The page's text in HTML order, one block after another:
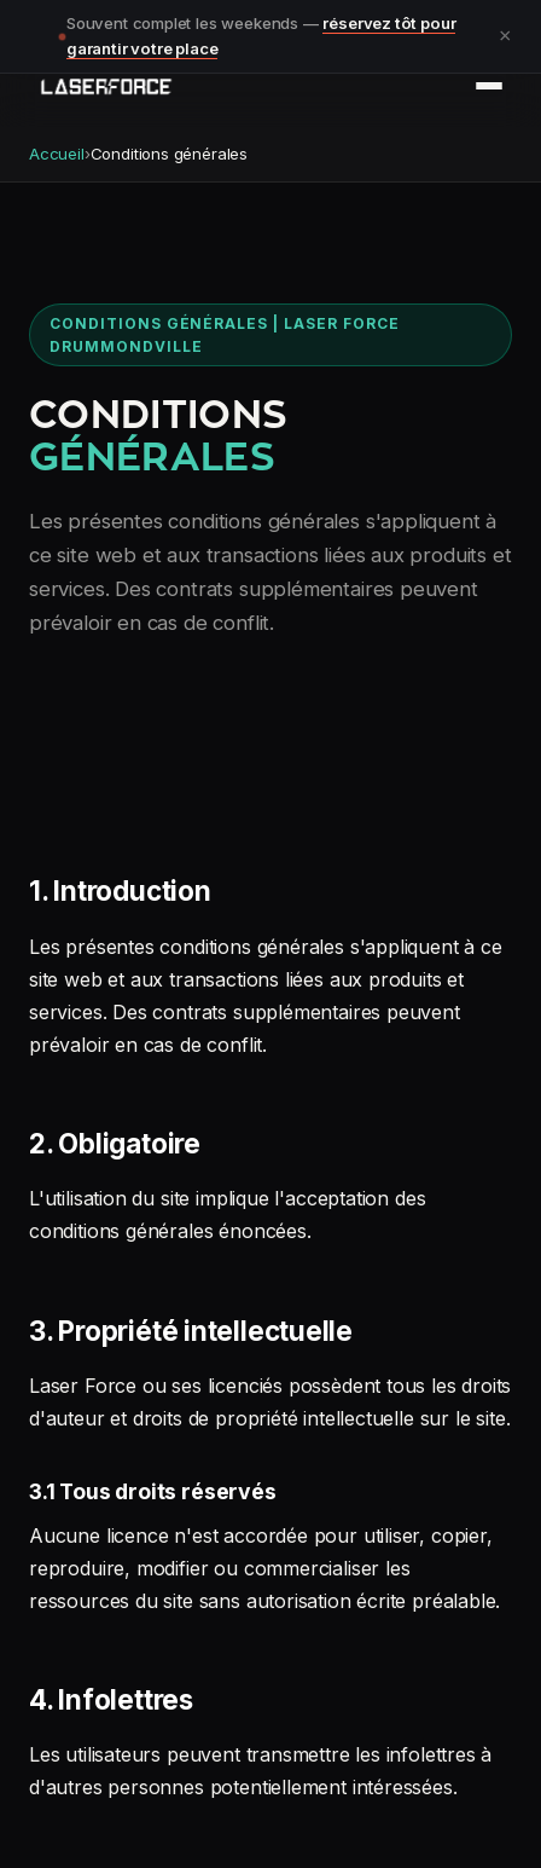
Souvent complet les weekends — réservez tôt pour
garantir votre place
×
Accueil›Conditions générales
CONDITIONS GÉNÉRALES | LASER FORCE
DRUMMONDVILLE
CONDITIONS
GÉNÉRALES
Les présentes conditions générales s'appliquent à
ce site web et aux transactions liées aux produits et
services. Des contrats supplémentaires peuvent
prévaloir en cas de conflit.
1. Introduction
Les présentes conditions générales s'appliquent à ce
site web et aux transactions liées aux produits et
services. Des contrats supplémentaires peuvent
prévaloir en cas de conflit.
2. Obligatoire
L'utilisation du site implique l'acceptation des
conditions générales énoncées.
3. Propriété intellectuelle
Laser Force ou ses licenciés possèdent tous les droits
d'auteur et droits de propriété intellectuelle sur le site.
3.1 Tous droits réservés
Aucune licence n'est accordée pour utiliser, copier,
reproduire, modifier ou commercialiser les
ressources du site sans autorisation écrite préalable.
4. Infolettres
Les utilisateurs peuvent transmettre les infolettres à
d'autres personnes potentiellement intéressées.